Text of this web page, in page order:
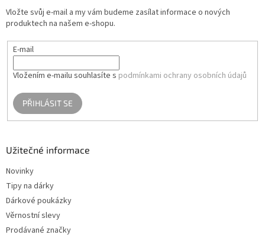
Vložte svůj e-mail a my vám budeme zasílat informace o nových
produktech na našem e-shopu.
E-mail
Vložením e-mailu souhlasíte s podmínkami ochrany osobních údajů
PŘIHLÁSIT SE
Užitečné informace
Novinky
Tipy na dárky
Dárkové poukázky
Věrnostní slevy
Prodávané značky